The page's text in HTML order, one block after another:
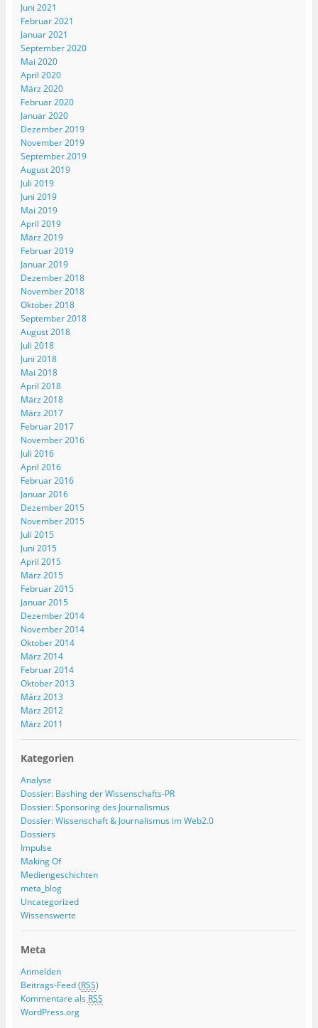
Juni 2021
Februar 2021
Januar 2021
September 2020
Mai 2020
April 2020
März 2020
Februar 2020
Januar 2020
Dezember 2019
November 2019
September 2019
August 2019
Juli 2019
Juni 2019
Mai 2019
April 2019
März 2019
Februar 2019
Januar 2019
Dezember 2018
November 2018
Oktober 2018
September 2018
August 2018
Juli 2018
Juni 2018
Mai 2018
April 2018
März 2018
März 2017
Februar 2017
November 2016
Juli 2016
April 2016
Februar 2016
Januar 2016
Dezember 2015
November 2015
Juli 2015
Juni 2015
April 2015
März 2015
Februar 2015
Januar 2015
Dezember 2014
November 2014
Oktober 2014
März 2014
Februar 2014
Oktober 2013
März 2013
März 2012
März 2011
Kategorien
Analyse
Dossier: Bashing der Wissenschafts-PR
Dossier: Sponsoring des Journalismus
Dossier: Wissenschaft & Journalismus im Web2.0
Dossiers
Impulse
Making Of
Mediengeschichten
meta_blog
Uncategorized
Wissenswerte
Meta
Anmelden
Beitrags-Feed (RSS)
Kommentare als RSS
WordPress.org